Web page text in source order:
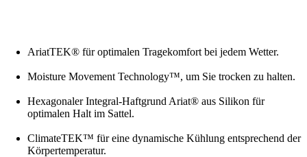
AriatTEK® für optimalen Tragekomfort bei jedem Wetter.
Moisture Movement Technology™, um Sie trocken zu halten.
Hexagonaler Integral-Haftgrund Ariat® aus Silikon für
optimalen Halt im Sattel.
ClimateTEK™ für eine dynamische Kühlung entsprechend der
Körpertemperatur.